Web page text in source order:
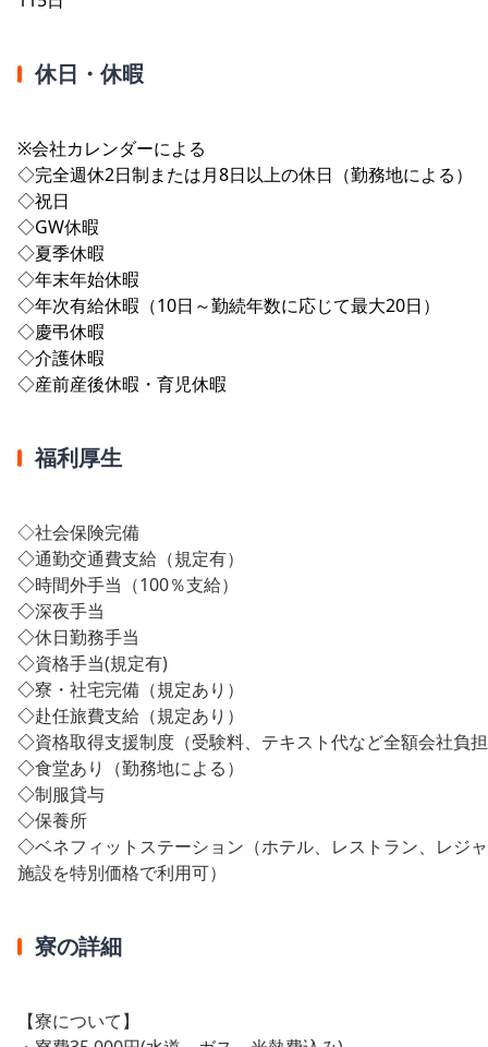
休日・休暇
※会社カレンダーによる
◇完全週休2日制または月8日以上の休日（勤務地による）
◇祝日
◇GW休暇
◇夏季休暇
◇年末年始休暇
◇年次有給休暇（10日～勤続年数に応じて最大20日）
◇慶弔休暇
◇介護休暇
◇産前産後休暇・育児休暇
福利厚生
◇社会保険完備
◇通勤交通費支給（規定有）
◇時間外手当（100％支給）
◇深夜手当
◇休日勤務手当
◇資格手当(規定有)
◇寮・社宅完備（規定あり）
◇赴任旅費支給（規定あり）
◇資格取得支援制度（受験料、テキスト代など全額会社負
◇食堂あり（勤務地による）
◇制服貸与
◇保養所
◇ベネフィットステーション（ホテル、レストラン、レジ
施設を特別価格で利用可）
寮の詳細
【寮について】